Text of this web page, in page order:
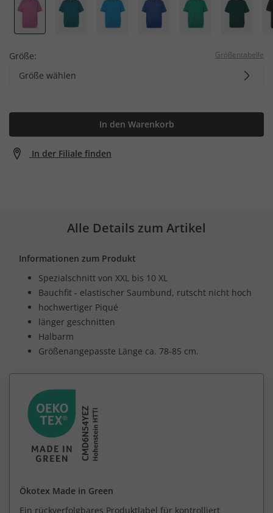
Größe: Größentabelle
Größe wählen
In den Warenkorb
In der Filiale finden
Alle Details zum Artikel
Informationen zum Produkt
Spezialschnitt von XXL bis 10 XL
Bauchfit - elastischer Saumbund, rutscht nicht hoch
hochwertiger Piqué
länger geschnitten
Halbarm
Größenangepasste Länge ca. 78-85 cm.
Ökotex Made in Green
Ein rückverfolgbares Produktlabel für kontrolliert